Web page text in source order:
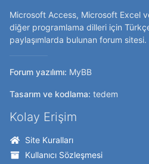
Microsoft Access, Microsoft Excel
diğer programlama dilleri için
paylaşımlarda bulunan forum sitesi.
Forum yazılımı: MyBB
Tasarım ve kodlama: tedem
Kolay Erişim
Site Kuralları
Kullanıcı Sözleşmesi